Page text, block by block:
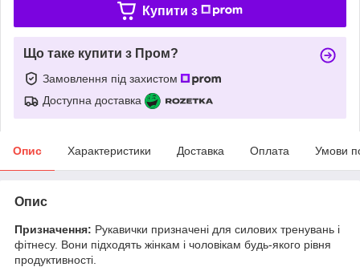
Купити з
Що таке купити з Пром?
Замовлення під захистом
Доступна доставка
Опис Характеристики Доставка Оплата Умови
Опис
Призначення: Рукавички призначені для силових тренувань і
фітнесу. Вони підходять жінкам і чоловікам будь-якого рівня
продуктивності.